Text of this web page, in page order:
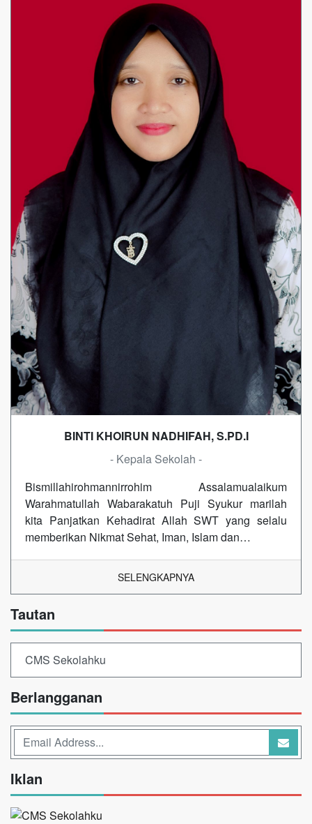
BINTI KHOIRUN NADHIFAH, S.PD.I
- Kepala Sekolah -
Bismillahirohmannirrohim Assalamualaikum
Warahmatullah Wabarakatuh Puji Syukur marilah
kita Panjatkan Kehadirat Allah SWT yang selalu
memberikan Nikmat Sehat, Iman, Islam dan…
SELENGKAPNYA
Tautan
CMS Sekolahku
Berlangganan
Iklan